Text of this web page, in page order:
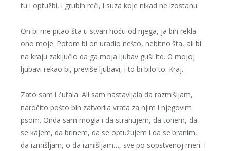
tu i optužbi, i grubih reči, i suza koje nikad ne izostanu.
On bi me pitao šta u stvari hoću od njega, ja bih rekla
ono moje. Potom bi on uradio nešto, nebitno šta, ali bi
na kraju zaključio da ga moja ljubav guši itd. O mojoj
ljubavi rekao bi, previše ljubavi, i to bi bilo to. Kraj.
Zato sam i ćutala. Ali sam nastavljala da razmišljam,
naročito pošto bih zatvorila vrata za njim i njegovim
psom. Onda sam mogla i da strahujem, da tonem, da
se kajem, da brinem, da se optužujem i da se branim,
da izmišljam, o da izmišljam…, sve po sopstvenoj meri. I